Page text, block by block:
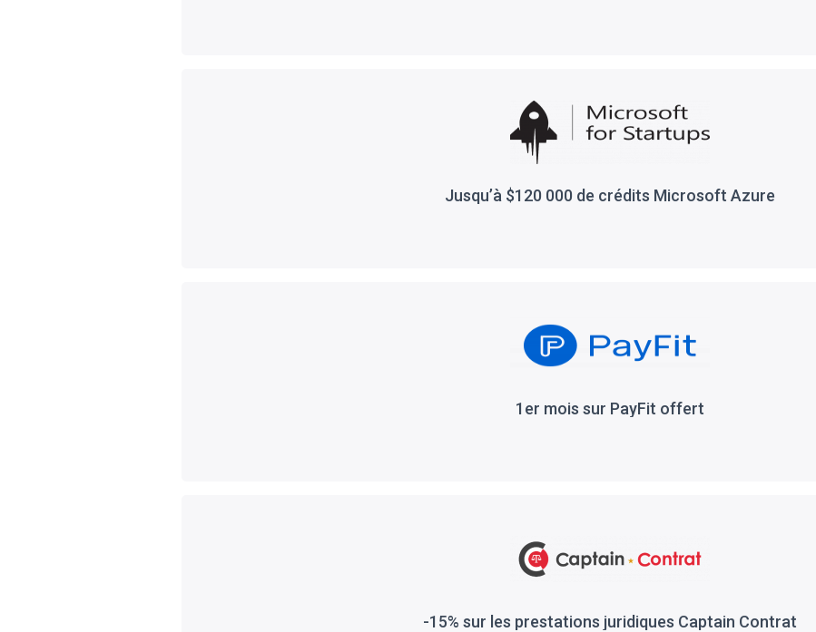
Jusqu’à $120 000 de crédits Microsoft Azure
1er mois sur PayFit offert
-15% sur les prestations juridiques Captain Contrat